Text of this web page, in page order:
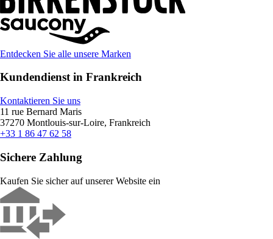
Entdecken Sie alle unsere Marken
Kundendienst in Frankreich
Kontaktieren Sie uns
11 rue Bernard Maris
37270 Montlouis-sur-Loire, Frankreich
+33 1 86 47 62 58
Sichere Zahlung
Kaufen Sie sicher auf unserer Website ein